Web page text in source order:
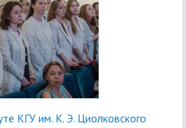
КГУ им. К. Э. Циолковского